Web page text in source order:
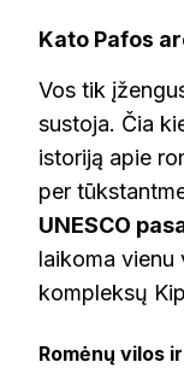
Kato Pafos
Vos tik
sustoja. Čia
istoriją apie
per
UNESCO
laikoma vienu
kompleksų
Romėnų vilos